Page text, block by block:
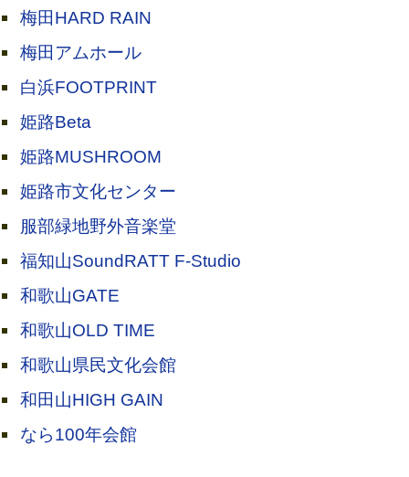
梅田HARD RAIN
梅田アムホール
白浜FOOTPRINT
姫路Beta
姫路MUSHROOM
姫路市文化センター
服部緑地野外音楽堂
福知山SoundRATT F-Studio
和歌山GATE
和歌山OLD TIME
和歌山県民文化会館
和田山HIGH GAIN
なら100年会館